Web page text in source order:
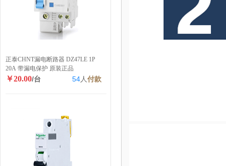
正泰CHNT漏电断路器 DZ47LE 1P
20A 带漏电保护 原装正品
￥20.00/台 54人付款